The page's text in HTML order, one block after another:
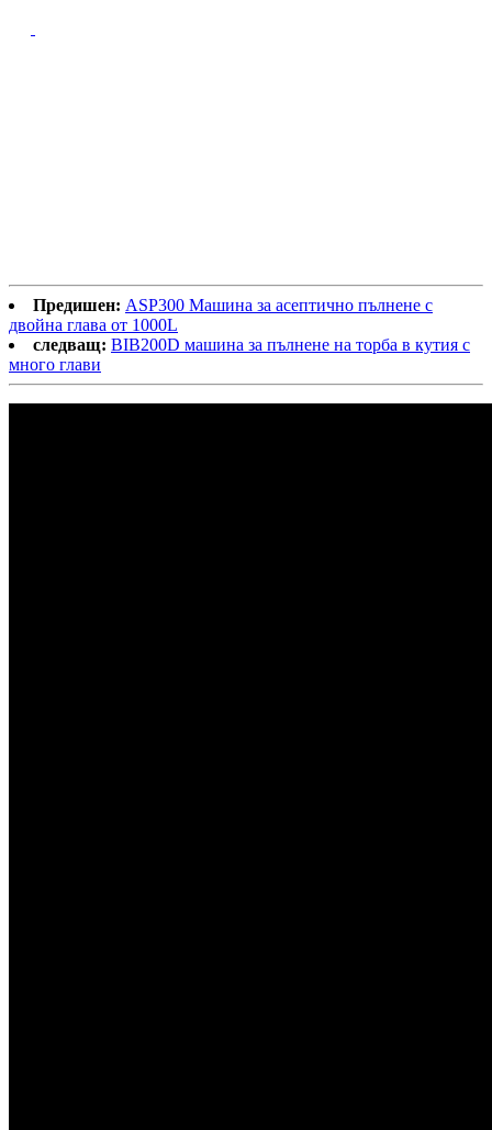
Предишен: ASP300 Машина за асептично пълнене с
двойна глава от 1000L
следващ: BIB200D машина за пълнене на торба в кутия с
много глави